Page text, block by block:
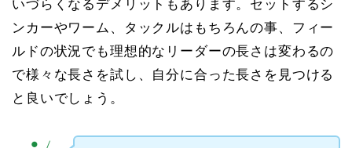
いづらくなるデメリットもあります。セットするシ
ンカーやワーム、タックルはもちろんの事、フィー
ルドの状況でも理想的なリーダーの長さは変わるの
で様々な長さを試し、自分に合った長さを見つける
と良いでしょう。